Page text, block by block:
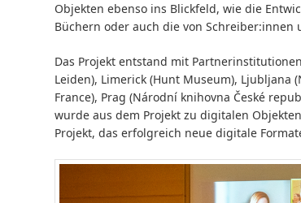
Objekten ebenso ins Blickfeld, wie die
Büchern oder auch die von
Das Projekt entstand mit
Leiden), Limerick (Hunt Museum),
France), Prag (Národní knihovna České
wurde aus dem Projekt zu digitalen
Projekt, das erfolgreich neue digitale